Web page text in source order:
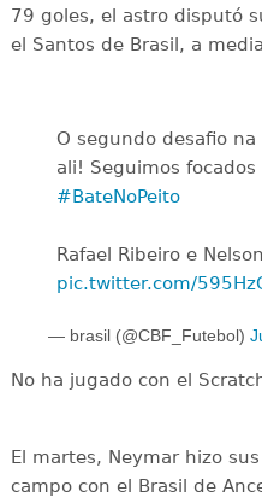
79 goles, el astro disputó
el Santos de Brasil, a
O segundo desafio
ali! Seguimos
#BateNoPeito
Rafael Ribeiro e
pic.twitter.com/
— brasil (@CBF_Futebol)
No ha jugado con el
El martes, Neymar hizo
campo con el Brasil de